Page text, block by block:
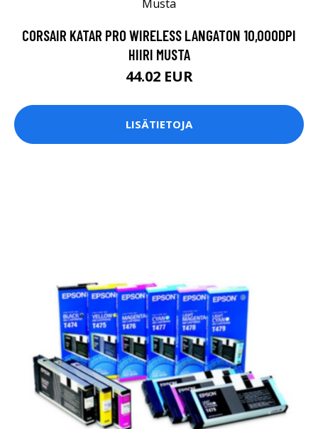
CORSAIR KATAR PRO WIRELESS LANGATON 10,000DPI
HIIRI MUSTA
44.02 EUR
LISÄTIETOJA